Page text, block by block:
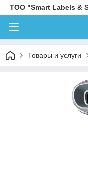
ТОО "Smart Labels &
Товары и услуги